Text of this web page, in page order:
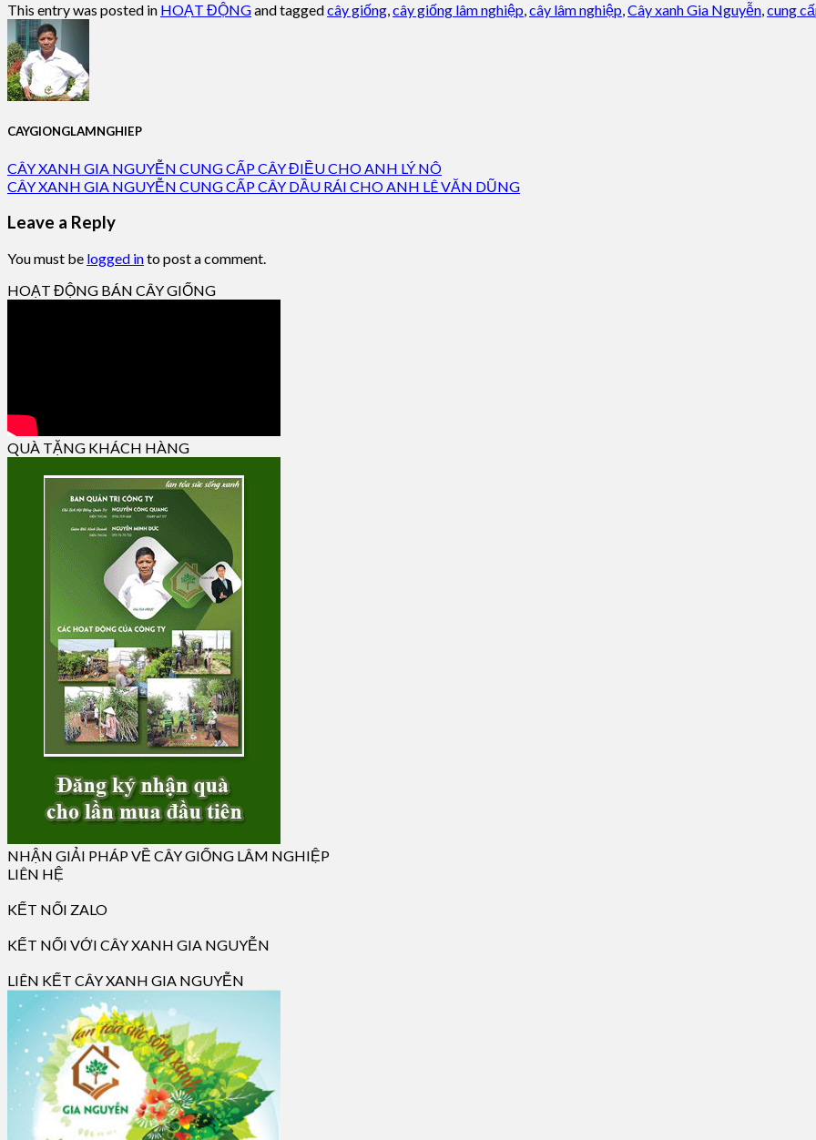
This entry was posted in HOẠT ĐỘNGand taggedcây giống,cây giống lâm nghiệp,cây lâm nghiệp,Cây xanh Gia Nguyễn,cung
CAYGIONGLAMNGHIEP
CÂY XANH GIA NGUYỄN CUNG CẤP CÂY ĐIỀU CHO ANH LÝ NÔ
CÂY XANH GIA NGUYỄN CUNG CẤP CÂY DẦU RÁI CHO ANH LÊ VĂN DŨNG
Leave a Reply
You must be logged into post a comment.
HOẠT ĐỘNG BÁN CÂY GIỐNG
QUÀ TẶNG KHÁCH HÀNG
NHẬN GIẢI PHÁP VỀ CÂY GIỐNG LÂM NGHIỆP
LIÊN HỆ
KẾT NỐI ZALO
KẾT NỐI VỚI CÂY XANH GIA NGUYỄN
LIÊN KẾT CÂY XANH GIA NGUYỄN